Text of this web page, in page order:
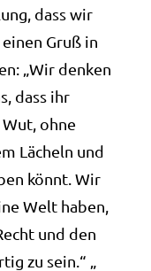
dass wir
Gruß in
„Wir denken
dass ihr
ohne
Lächeln und
könnt. Wir
Welt haben,
und den
zu sein.“ „